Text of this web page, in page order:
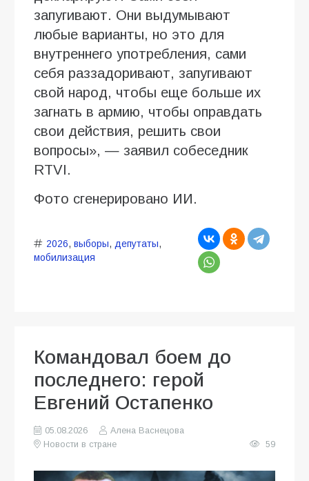
запугивают. Они выдумывают
любые варианты, но это для
внутреннего употребления, сами
себя раззадоривают, запугивают
свой народ, чтобы еще больше их
загнать в армию, чтобы оправдать
свои действия, решить свои
вопросы», — заявил собеседник
RTVI.
Фото сгенерировано ИИ.
2026, выборы, депутаты,
мобилизация
Командовал боем до
последнего: герой
Евгений Остапенко
05.08.2026
Алена Васнецова
Новости в стране
59